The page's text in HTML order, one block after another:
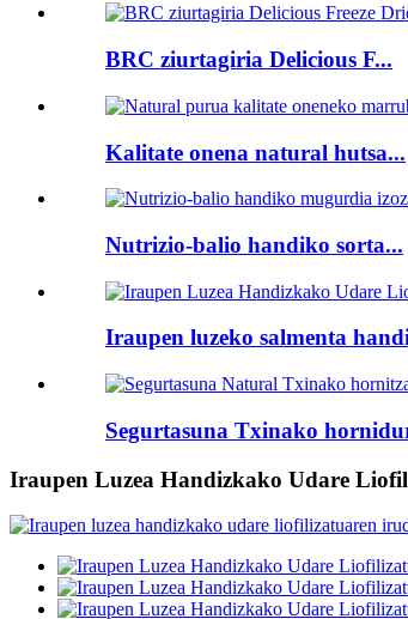
BRC ziurtagiria Delicious F...
Kalitate onena natural hutsa...
Nutrizio-balio handiko sorta...
Iraupen luzeko salmenta
Segurtasuna Txinako
Iraupen Luzea Handizkako Udare